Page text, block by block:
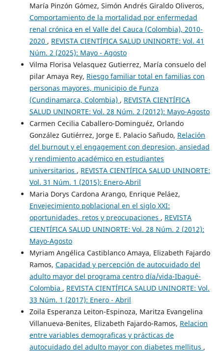
María Pinzón Gómez, Simón Andrés Giraldo Oliveros,
Comportamiento de la mortalidad por enfermedad
renal crónica en el Valle del Cauca (Colombia), 2010-
2020 , REVISTA CIENTÍFICA SALUD UNINORTE: Vol. 41
Núm. 2 (2025): Mayo - Agosto
Vilma Florisa Velasquez Gutierrez, María consuelo del
pilar Amaya Rey, Riesgo familiar total en familias con
personas mayores, municipio de Funza
(Cundinamarca, Colombia) , REVISTA CIENTÍFICA
SALUD UNINORTE: Vol. 28 Núm. 2 (2012): Mayo-Agosto
Carmen Cecilia Caballero-Dominguéz, Orlando
González Gutiérrez, Jorge E. Palacio Sañudo, Relación
del burnout y el engagement con depresion, ansiedad
y rendimiento académico en estudiantes
universitarios , REVISTA CIENTÍFICA SALUD UNINORTE:
Vol. 31 Núm. 1 (2015): Enero-Abril
Maria Dorys Cardona Arango, Enrique Peláez,
Envejecimiento poblacional en el siglo XXI:
oportunidades, retos y preocupaciones , REVISTA
CIENTÍFICA SALUD UNINORTE: Vol. 28 Núm. 2 (2012):
Mayo-Agosto
Myriam Angélica Castiblanco Amaya, Elizabeth Fajardo
Ramos, Capacidad y percepción de autocuidado del
adulto mayor del programa centro día/vida-Ibagué-
Colombia , REVISTA CIENTÍFICA SALUD UNINORTE: Vol.
33 Núm. 1 (2017): Enero - Abril
Zoila Esperanza Leiton-Espinoza, Maritza Evangelina
Villanueva-Benites, Elizabeth Fajardo-Ramos, Relacion
entre variables demograficas y prácticas de
autocuidado del adulto mayor con diabetes mellitus ,